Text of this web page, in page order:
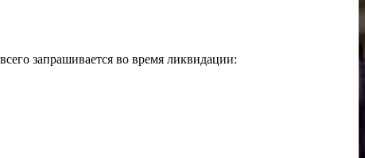
запрашивается во время ликвидации: